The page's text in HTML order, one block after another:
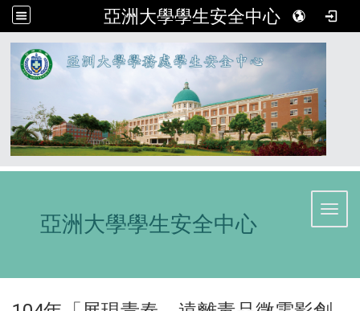
亞洲大學學生安全中心
亞洲大學學生安全中心